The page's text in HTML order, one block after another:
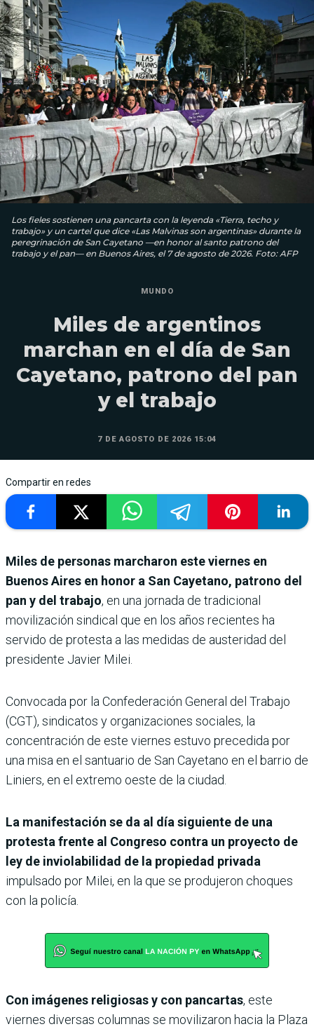
Los fieles sostienen una pancarta con la leyenda «Tierra, techo y
trabajo» y un cartel que dice «Las Malvinas son argentinas» durante la
peregrinación de San Cayetano —en honor al santo patrono del
trabajo y el pan— en Buenos Aires, el 7 de agosto de 2026. Foto: AFP
MUNDO
Miles de argentinos
marchan en el día de San
Cayetano, patrono del pan
y el trabajo
7 DE AGOSTO DE 2026 15:04
Compartir en redes
Miles de personas marcharon este viernes en
Buenos Aires en honor a San Cayetano, patrono del
pan y del trabajo, en una jornada de tradicional
movilización sindical que en los años recientes ha
servido de protesta a las medidas de austeridad del
presidente Javier Milei.
Convocada por la Confederación General del Trabajo
(CGT), sindicatos y organizaciones sociales, la
concentración de este viernes estuvo precedida por
una misa en el santuario de San Cayetano en el barrio de
Liniers, en el extremo oeste de la ciudad.
La manifestación se da al día siguiente de una
protesta frente al Congreso contra un proyecto de
ley de inviolabilidad de la propiedad privada
impulsado por Milei, en la que se produjeron choques
con la policía.
Con imágenes religiosas y con pancartas, este
viernes diversas columnas se movilizaron hacia la Plaza